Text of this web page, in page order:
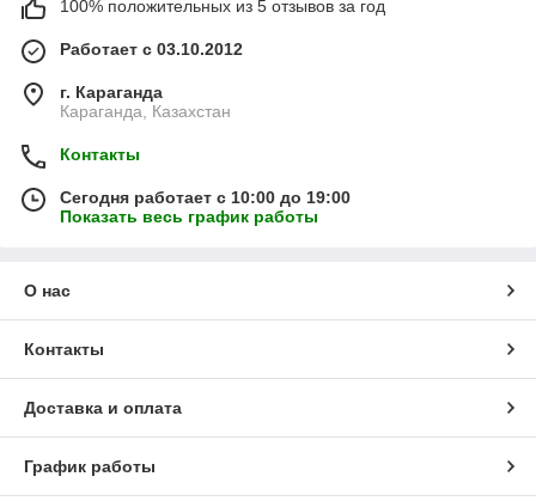
Чайные напитки являются заменителями классического чая,
и спрос на них увеличивается при снижении жизненного
уровня населения. Получают чайные напитки путем
купажирования предварительно подготовленного
лекарственного сырья и дикорастущих плодов и ягод.
дефицита тех или иных веществ в питании человека, таким
лекарственно-технического сырья является также
100% положительных из 5 отзывов за год
Работает с 03.10.2012
г. Караганда
Караганда, Казахстан
Контакты
Сегодня работает с 10:00 до 19:00
Показать весь график работы
О нас
Контакты
Доставка и оплата
График работы